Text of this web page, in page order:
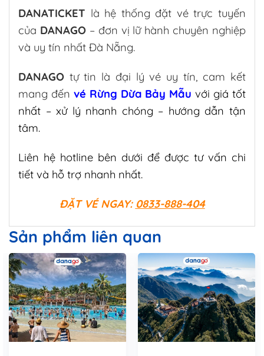
DANATICKET là hệ thống đặt vé trực tuyến
của DANAGO– đơn vị lữ hành chuyên nghiệp
và uy tín nhất Đà Nẵng.
DANAGO tự tin là đại lý vé uy tín, cam kết
mang đến vé Rừng Dừa Bảy Mẫu với giá tốt
nhất – xử lý nhanh chóng – hướng dẫn tận
tâm.
Liên hệ hotline bên dưới để được tư vấn chi
tiết và hỗ trợ nhanh nhất.
ĐẶT VÉ NGAY: 0833-888-404
Sản phẩm liên quan